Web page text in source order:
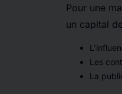
Pour une
un capital
Les
La